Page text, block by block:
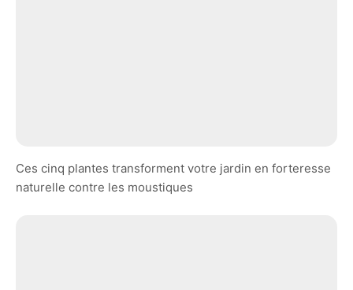
Ces cinq plantes transforment votre jardin en forteresse
naturelle contre les moustiques